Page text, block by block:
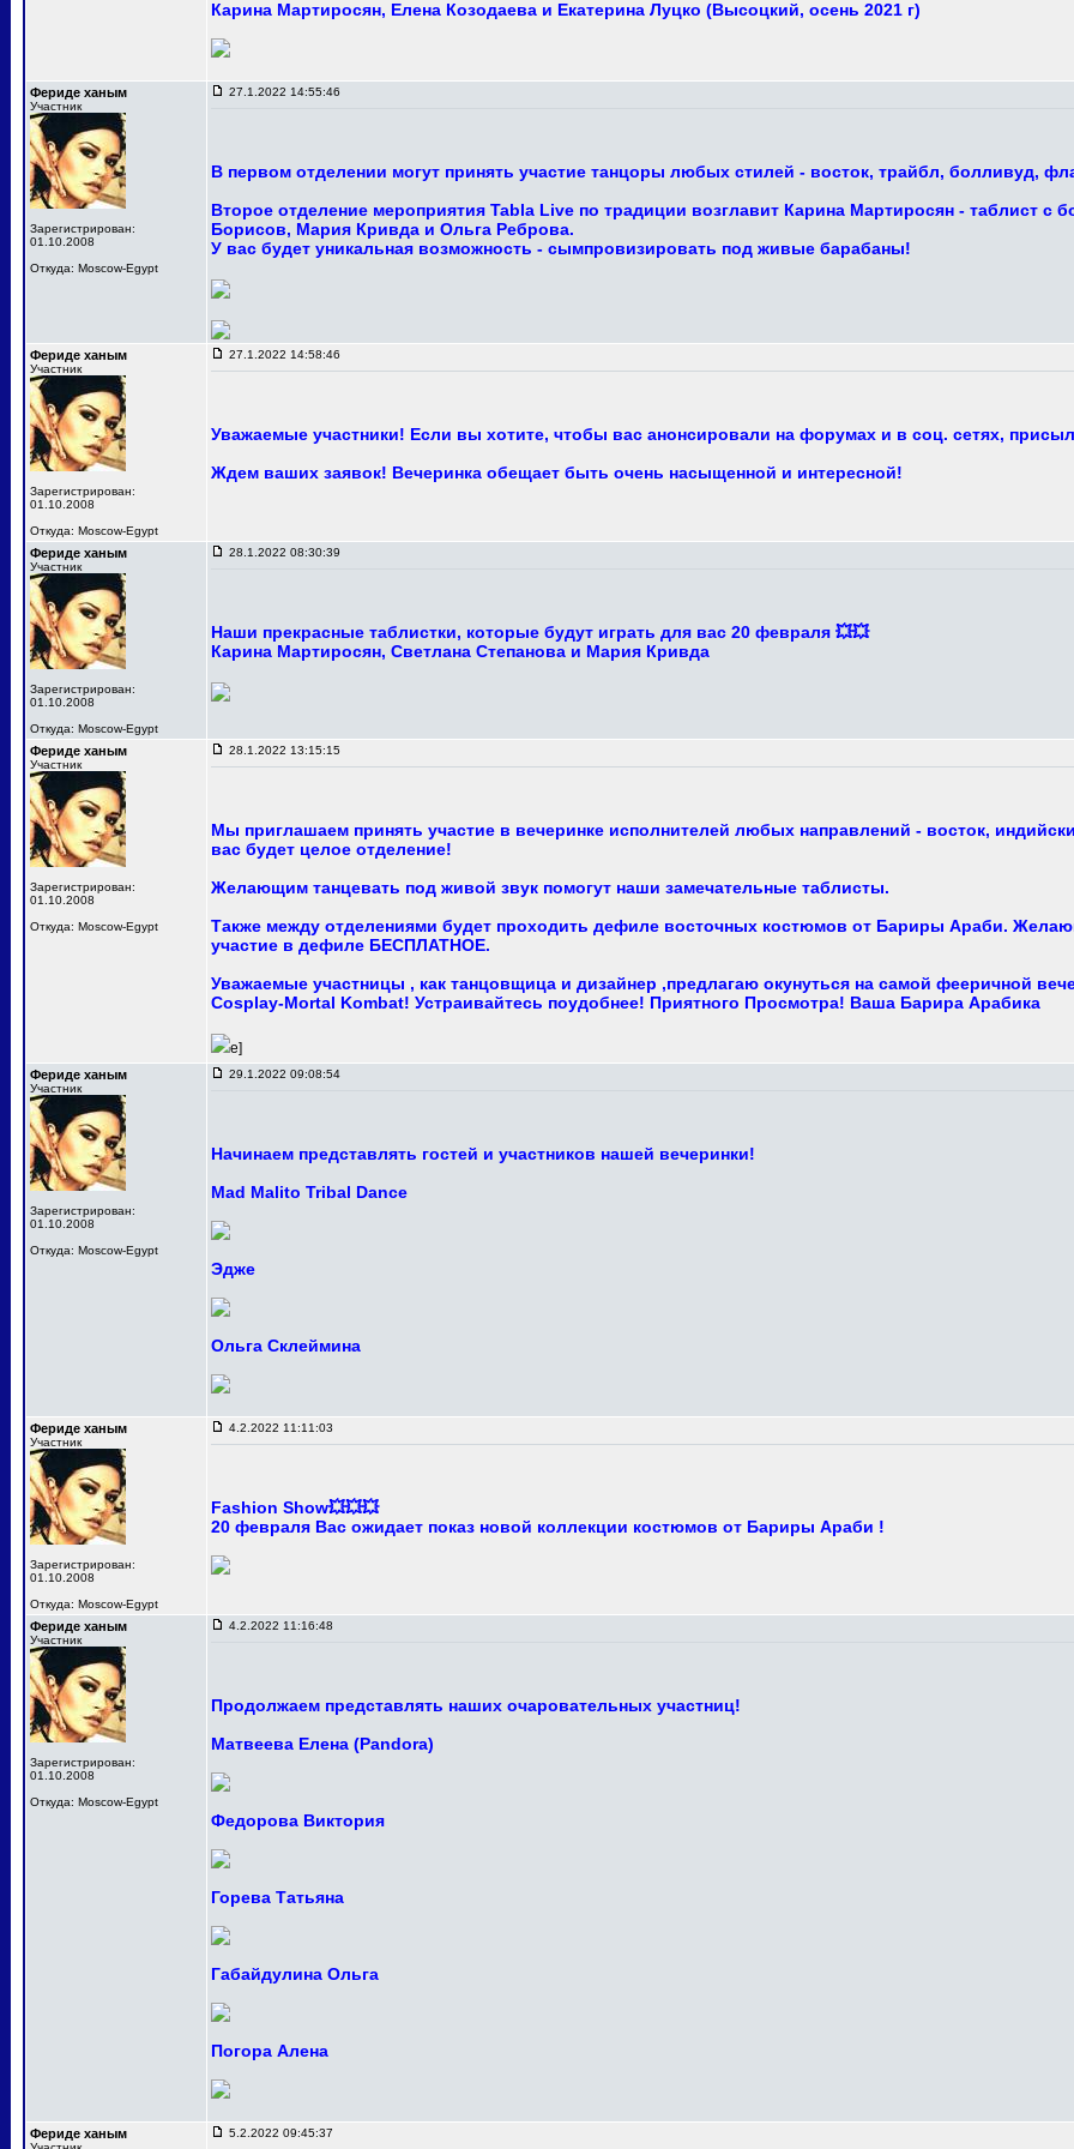
Карина Мартиросян, Елена Козодаева и Екатерина Луцко (Высоцкий, осень 2021 г)
Фериде ханым
Участник
Зарегистрирован:
01.10.2008
Откуда: Moscow-Egypt
27.1.2022 14:55:46
В первом отделении могут принять участие танцоры любых стилей - восток, трайбл, болливуд,
Второе отделение мероприятия Tabla Live по традиции возглавит Карина Мартиросян - таблист
Борисов, Мария Кривда и Ольга Реброва.
У вас будет уникальная возможность - сымпровизировать под живые барабаны!
Фериде ханым
Участник
Зарегистрирован:
01.10.2008
Откуда: Moscow-Egypt
27.1.2022 14:58:46
Уважаемые участники! Если вы хотите, чтобы вас анонсировали на форумах и в соц. сетях,
Ждем ваших заявок! Вечеринка обещает быть очень насыщенной и интересной!
Фериде ханым
Участник
Зарегистрирован:
01.10.2008
Откуда: Moscow-Egypt
28.1.2022 08:30:39
Наши прекрасные таблистки, которые будут играть для вас 20 февраля 💥💥
Карина Мартиросян, Светлана Степанова и Мария Кривда
Фериде ханым
Участник
Зарегистрирован:
01.10.2008
Откуда: Moscow-Egypt
28.1.2022 13:15:15
Мы приглашаем принять участие в вечеринке исполнителей любых направлений - восток,
вас будет целое отделение!
Желающим танцевать под живой звук помогут наши замечательные таблисты.
Также между отделениями будет проходить дефиле восточных костюмов от Бариры Араби.
участие в дефиле БЕСПЛАТНОЕ.
Уважаемые участницы , как танцовщица и дизайнер ,предлагаю окунуться на самой фееричной
Cosplay-Mortal Kombat! Устраивайтесь поудобнее! Приятного Просмотра! Ваша Барира Арабика
e]
Фериде ханым
Участник
Зарегистрирован:
01.10.2008
Откуда: Moscow-Egypt
29.1.2022 09:08:54
Начинаем представлять гостей и участников нашей вечеринки!
Mad Malito Tribal Dance
Эдже
Ольга Склеймина
Фериде ханым
Участник
Зарегистрирован:
01.10.2008
Откуда: Moscow-Egypt
4.2.2022 11:11:03
Fashion Show💥💥💥
20 февраля Вас ожидает показ новой коллекции костюмов от Бариры Араби !
Фериде ханым
Участник
Зарегистрирован:
01.10.2008
Откуда: Moscow-Egypt
4.2.2022 11:16:48
Продолжаем представлять наших очаровательных участниц!
Матвеева Елена (Pandora)
Федорова Виктория
Горева Татьяна
Габайдулина Ольга
Погора Алена
Фериде ханым 5.2.2022 09:45:37